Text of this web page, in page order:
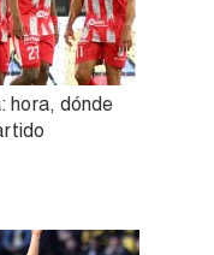
hora, dónde